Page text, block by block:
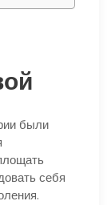
были
себя